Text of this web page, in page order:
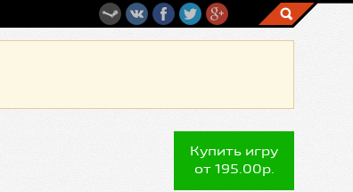
Купить игру
от 195.00р.